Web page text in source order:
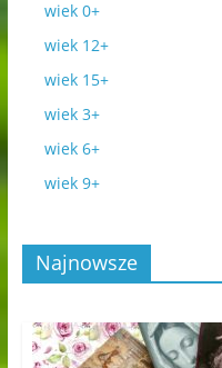
wiek 0+
wiek 12+
wiek 15+
wiek 3+
wiek 6+
wiek 9+
Najnowsze